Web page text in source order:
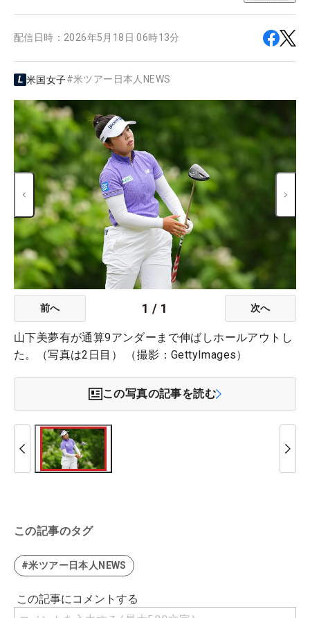
配信日時： 2026年5月18日 06時13分
米国女子#米ツアー日本人NEWS
前へ 1 / 1 次へ
山下美夢有が通算9アンダーまで伸ばしホールアウトし
た。（写真は2日目） （撮影：GettyImages）
この写真の記事を読む
この記事のタグ
#米ツアー日本人NEWS